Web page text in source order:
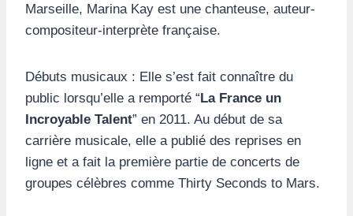
Marseille, Marina Kay est une chanteuse, auteur-
compositeur-interprète française.
Débuts musicaux : Elle s’est fait connaître du
public lorsqu’elle a remporté “La France un
Incroyable Talent” en 2011. Au début de sa
carrière musicale, elle a publié des reprises en
ligne et a fait la première partie de concerts de
groupes célèbres comme Thirty Seconds to Mars.